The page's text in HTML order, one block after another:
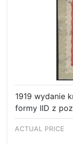
1919 wydanie
formy IID z